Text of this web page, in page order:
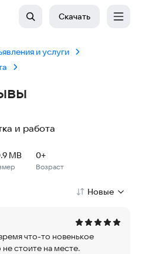
Скачать
и услуги
и работа
+
MB 50.9 MB
MB
Возраст
0+
Новые
что-то новенькое
стоите на месте.